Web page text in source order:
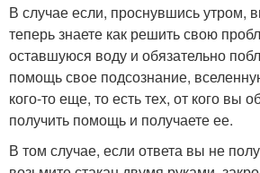
В случае если, проснувшись утром,
теперь знаете как решить свою
оставшуюся воду и обязательно
помощь свое подсознание,
кого-то еще, то есть тех, от кого вы
получить помощь и получаете ее.
В том случае, если ответа вы не